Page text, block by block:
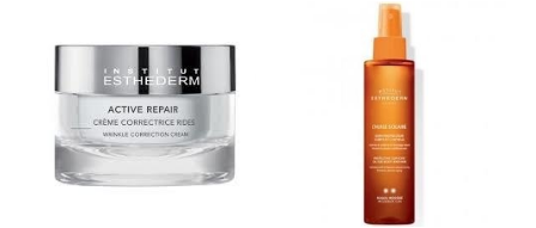
de 95 célibrités
féminines Ce gel ...